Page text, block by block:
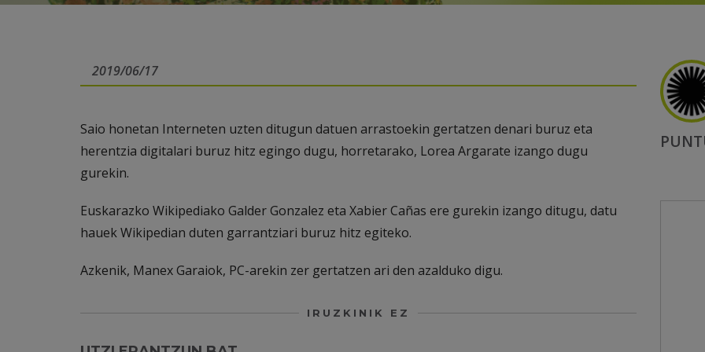
2019/06/17
Saio honetan Interneten uzten ditugun datuen arrastoekin gertatzen denari buruz eta
herentzia digitalari buruz hitz egingo dugu, horretarako, Lorea Argarate izango dugu
gurekin.
Euskarazko Wikipediako Galder Gonzalez eta Xabier Cañas ere gurekin izango ditugu, datu
hauek Wikipedian duten garrantziari buruz hitz egiteko.
Azkenik, Manex Garaiok, PC-arekin zer gertatzen ari den azalduko digu.
IRUZKINIK EZ